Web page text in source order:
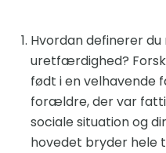
Hvordan definerer
uretfærdighed?
født i en velhavende
forældre, der var
sociale situation og
hovedet bryder hele